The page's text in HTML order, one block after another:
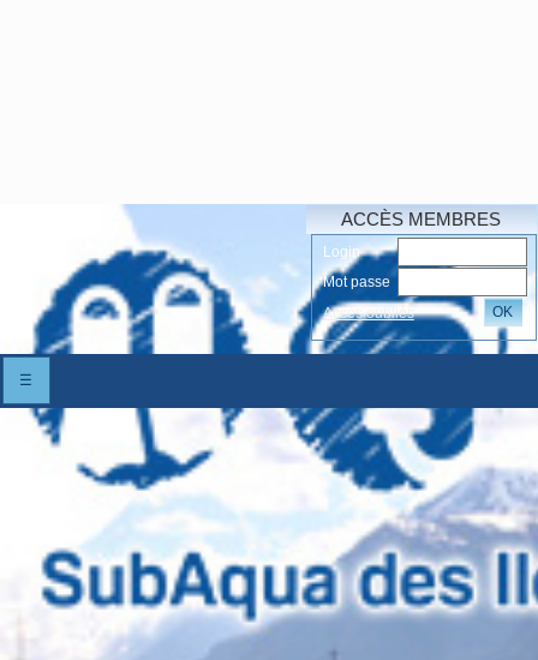
ACCÈS MEMBRES
Login
Mot passe
Accés oubliés
OK
☰